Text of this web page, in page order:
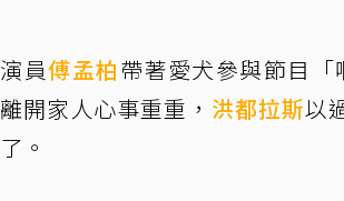
演員傅孟柏帶著愛犬參與節目
離開家人心事重重， 洪都拉斯以
了。